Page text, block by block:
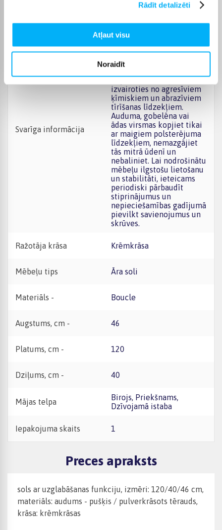
Rādīt detalizēti
Atļaut visu
Noraidīt
Svarīga informācija
Mēbeļu kopšanas un
drošības ieteikumi:
Mēbeles ieteicams tīrīt ar
mīkstu drānu vai
kopšanas līdzekļiem,
izvairoties no agresīviem
ķīmiskiem un abrazīviem
tīrīšanas līdzekļiem.
Auduma, gobelēna vai
ādas virsmas kopjiet tikai
ar maigiem polsterējuma
līdzekļiem, nemazgājiet
tās mitrā ūdenī un
nebaliniet. Lai nodrošinātu
mēbeļu ilgstošu lietošanu
un stabilitāti, ieteicams
periodiski pārbaudīt
stiprinājumus un
nepieciešamības gadījumā
pievilkt savienojumus un
skrūves.
Ražotāja krāsa Krēmkrāsa
Mēbeļu tips Āra soli
Materiāls - Boucle
Augstums, cm - 46
Platums, cm - 120
Dziļums, cm - 40
Mājas telpa
Birojs, Priekšnams,
Dzīvojamā istaba
Iepakojuma skaits 1
Preces apraksts
sols ar uzglabāšanas funkciju, izmēri: 120/40/46 cm,
materiāls: audums - pušķis / pulverkrāsots tērauds,
krāsa: krēmkrāsas